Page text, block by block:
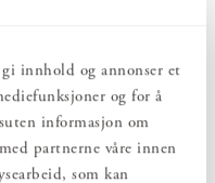
innhold og annonser et
og for å
informasjon om
partnerne våre innen
som kan
kan man sette
skreddersydde etter
noen utvalgte favoritter
disse ferdige forslagene